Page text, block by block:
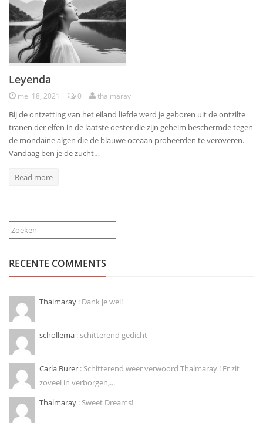
Leyenda
mei 18, 2021 0 thalmaray
Bij de ontzetting van het eiland liefde werd je geboren uit de ontzilte
tranen der elfen in de laatste oester die zijn geheim beschermde tegen
de mondaine algen die de blauwe oceaan probeerden te veroveren.
Vandaag ben je de zucht…
Read more
Zoeken
RECENTE COMMENTS
Thalmaray : Dank je wel!
schollema : schitterend gedicht
Carla Burer : Schitterend weer verwoord Thalmaray ! Er zit
zoveel in verborgen,...
Thalmaray : Sweet Dreams!